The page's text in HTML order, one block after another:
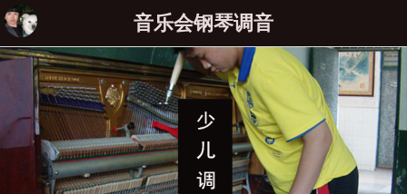
音乐会钢琴调音